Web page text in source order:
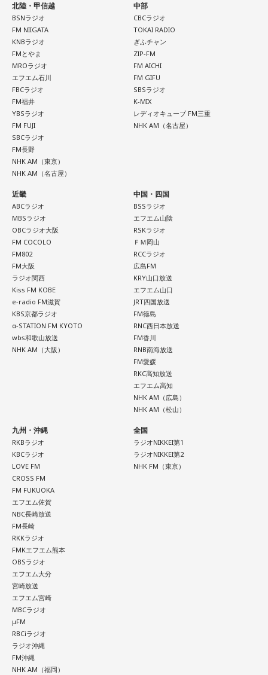
点を取ってブラジルに勝っているんです。だけれども、ブラ
ジルは対戦相手が決まったときに「オランダじゃなくて良か
った」と思っていた。日本ということで、少しでも油断して
くれれば、日本にとっては好都合じゃないですか。
ただ、ブラジルの監督の立場からすると、その油断が一番危
険なんです。だから、「去年の親善試合では2-0から逆転され
ているんだ。メンバーは違うかもしれないけれど、日本は力
があるんだぞ」と言って、油断しないように警戒させる。そ
して、「お前ら、（日本選手が）こんなことを言ってるぞ」
と塩貝選手のコメントを（起爆剤として）使うことが可能な
んですよ。そういう意味でも、利用されてしまうものを提供
しないほうが良かったなと僕は思っています。
とはいえ、塩貝選手とはW杯が終わったときに違うところで
会いましたけど、本当に純粋なんですよ。全然悪気がないと
いうか。ただ、プロの選手としてそこまで考えてコメントす
るべきだったかなとは思います。
でもまだ若いですから。森保監督は“リバウンドメンタリテ
ィ”という言葉をよく使いますけど、何かうまくいかなかった
後のリアクションがすごく重要で、今後そこを塩貝選手は試
されるのかなと思いますし、その期待に応えるだけのものを
持っている選手だと思いますから、良いエネルギーに変えて
もらいたいなと思います。
----------------------------------------------------
この日の放送をradikoタイムフリーで聴く
※放送エリア外の方は、プレミアム会員の登録でご利用いた
----------------------------------------------------
＜番組概要＞
番組名：SPORTS BEAT supported by TOYOTA
放送日時：毎週土曜 10:00～10:50
パーソナリティ：藤木直人、高見侑里
番組Webサイト：
番組公式X：
北陸・甲信越
BSNラジオ
FM NIIGATA
KNBラジオ
FMとやま
MROラジオ
エフエム石川
FBCラジオ
FM福井
YBSラジオ
FM FUJI
SBCラジオ
FM長野
NHK AM（東京）
NHK AM（名古屋）
中部
CBCラジオ
TOKAI RADIO
ぎふチャン
ZIP-FM
FM AICHI
FM GIFU
SBSラジオ
K-MIX
レディオキューブ FM三重
NHK AM（名古屋）
近畿
ABCラジオ
MBSラジオ
OBCラジオ大阪
FM COCOLO
FM802
FM大阪
ラジオ関西
Kiss FM KOBE
e-radio FM滋賀
KBS京都ラジオ
α-STATION FM KYOTO
wbs和歌山放送
NHK AM（大阪）
中国・四国
BSSラジオ
エフエム山陰
RSKラジオ
ＦＭ岡山
RCCラジオ
広島FM
KRY山口放送
エフエム山口
JRT四国放送
FM徳島
RNC西日本放送
FM香川
RNB南海放送
FM愛媛
RKC高知放送
エフエム高知
NHK AM（広島）
NHK AM（松山）
九州・沖縄
RKBラジオ
KBCラジオ
LOVE FM
CROSS FM
FM FUKUOKA
エフエム佐賀
NBC長崎放送
FM長崎
RKKラジオ
FMKエフエム熊本
OBSラジオ
エフエム大分
宮崎放送
エフエム宮崎
MBCラジオ
μFM
RBCiラジオ
ラジオ沖縄
FM沖縄
NHK AM（福岡）
全国
ラジオNIKKEI第1
ラジオNIKKEI第2
NHK FM（東京）